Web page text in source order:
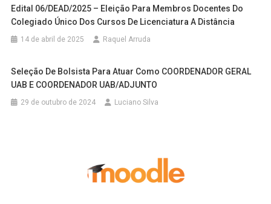
Edital 06/DEAD/2025 – Eleição Para Membros Docentes Do
Colegiado Único Dos Cursos De Licenciatura A Distância
14 de abril de 2025 Raquel Arruda
Seleção De Bolsista Para Atuar Como COORDENADOR GERAL
UAB E COORDENADOR UAB/ADJUNTO
29 de outubro de 2024 Luciano Silva